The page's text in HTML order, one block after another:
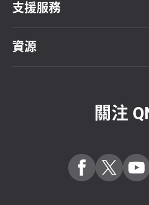
支援服務
資源
關注